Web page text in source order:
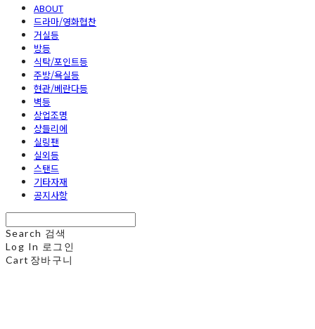
ABOUT
드라마/영화협찬
거실등
방등
식탁/포인트등
주방/욕실등
현관/베란다등
벽등
상업조명
샹들리에
실링팬
실외등
스탠드
기타자재
공지사항
Search 검색
Log In 로그인
Cart 장바구니